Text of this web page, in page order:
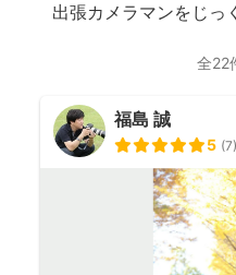
出張カメラマンをじっ
全22
福島 誠
5 (7)